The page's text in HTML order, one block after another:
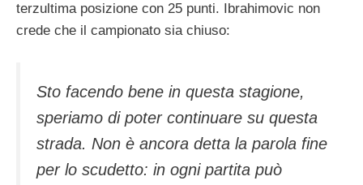
terzultima posizione con 25 punti. Ibrahimovic non
crede che il campionato sia chiuso:
Sto facendo bene in questa stagione,
speriamo di poter continuare su questa
strada. Non è ancora detta la parola fine
per lo scudetto: in ogni partita può